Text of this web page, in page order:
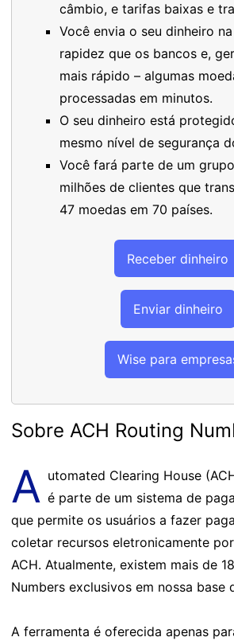
câmbio, e tarifas baixas e
Você envia o seu dinheiro
rapidez que os bancos e,
mais rápido – algumas
processadas em minutos.
O seu dinheiro está
mesmo nível de segurança
Você fará parte de um
milhões de clientes que
47 moedas em 70 países.
Receber dinheiro
Enviar dinheiro
Wise para
Sobre ACH Routing
A utomated Clearing House
é parte de um sistema de
que permite os usuários a fazer
coletar recursos eletronicamente
ACH. Atualmente, existem mais de
Numbers exclusivos em nossa base
A ferramenta é oferecida apenas